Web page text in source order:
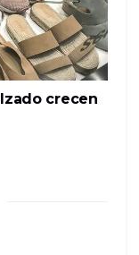
crecen